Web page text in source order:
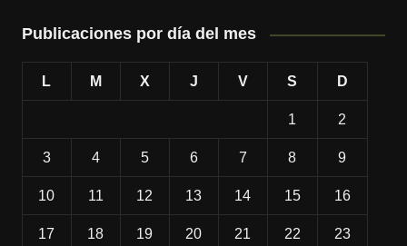
Publicaciones por día del mes
L M X J V S D
1 2
3 4 5 6 7 8 9
10 11 12 13 14 15 16
17 18 19 20 21 22 23